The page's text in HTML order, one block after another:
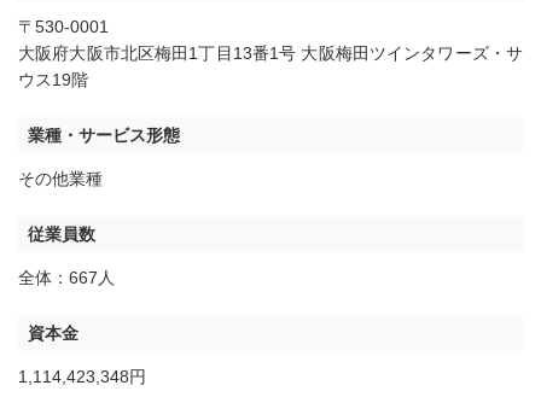
〒530-0001
大阪府大阪市北区梅田1丁目13番1号 大阪梅田ツインタワーズ・サ
ウス19階
業種・サービス形態
その他業種
従業員数
全体：667人
資本金
1,114,423,348円